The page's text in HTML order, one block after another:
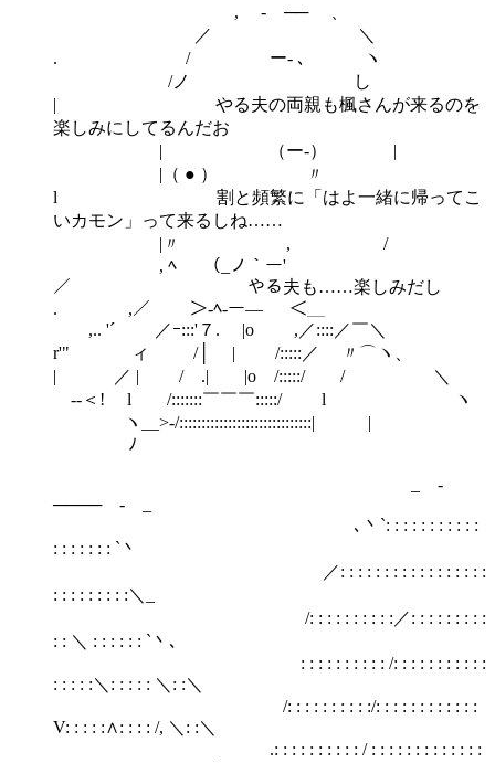
, - ── 、
／ ＼
. / ー- ､ ヽ
/ノ し
| やる夫の両親も楓さんが来るのを
楽しみにしてるんだお
| （ー‐） |
|（ ● ） 〃
l 割と頻繁に「はよ一緒に帰ってこ
いカモン」って来るしね……
|〃 , /
, ﾍ （_ノ｀ー'
／ やる夫も……楽しみだし
. ,／ ＞-ﾍ-ー― ＜＿
,.. '´ ／ｰ:::'７. |o ,／::::／￣＼
r'" ィ /│ | /:::::／ 〃⌒ヽ、
| ／ | / .| |o /:::::/ / ＼
ゝ--＜! l /:::::::￣￣￣:::::/ l ヽ
ヽ__>-/::::::::::::::::::::::::::::::| |
ﾉ
_ -
──── - _
､丶`: : : : : : : : : : :
: : : : : : : `丶
／: : : : : : : : : : : : : : : : :
: : : : : : : : :＼_
/: : : : : : : : : :／: : : : : : : : :
: : ＼ : : : : : : `丶､
: : : : : : : : : : /: : : : : : : : : : :
: : : : :＼: : : : : ＼: :＼
/: : : : : : : : : :/: : : : : : : : : : : :
V: : : : :∧: : : : /, ＼: :＼
.: : : : : : : : : : / : : : : : : : : : : : : :